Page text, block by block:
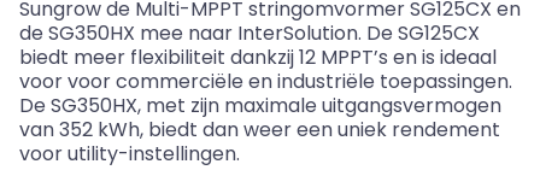
Sungrow de Multi-MPPT stringomvormer SG125CX en
de SG350HX mee naar InterSolution. De SG125CX
biedt meer flexibiliteit dankzij 12 MPPT’s en is ideaal
voor voor commerciële en industriële toepassingen.
De SG350HX, met zijn maximale uitgangsvermogen
van 352 kWh, biedt dan weer een uniek rendement
voor utility-instellingen.